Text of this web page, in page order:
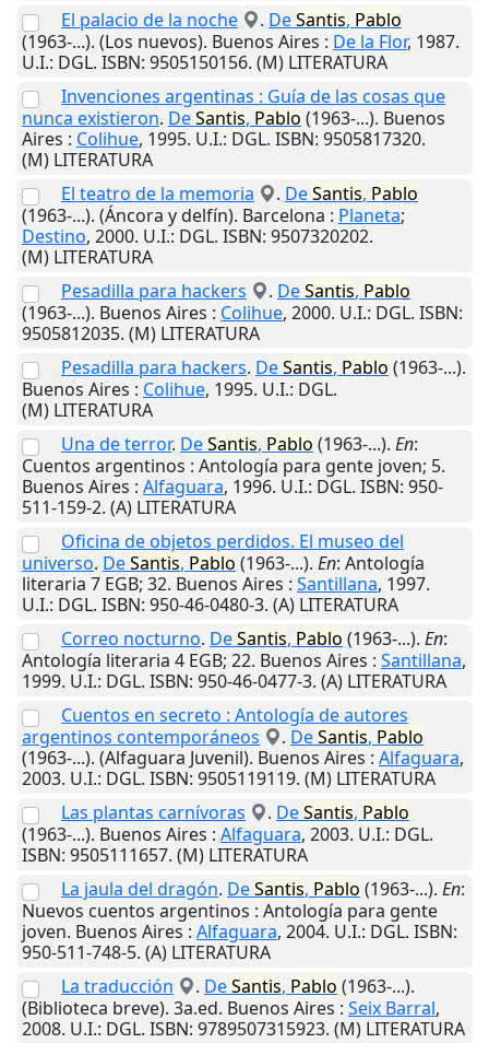
El palacio de la noche
. DeSantis, Pablo
(1963-...). (Los nuevos). Buenos Aires : De la Flor, 1987.
U.I.: DGL. ISBN: 9505150156. (M) LITERATURA
Invenciones argentinas : Guía de las cosas que
nunca existieron. DeSantis, Pablo (1963-...). Buenos
Aires : Colihue, 1995. U.I.: DGL. ISBN: 9505817320.
(M) LITERATURA
El teatro de la memoria
. DeSantis, Pablo
(1963-...). (Áncora y delfín). Barcelona : Planeta;
Destino, 2000. U.I.: DGL. ISBN: 9507320202.
(M) LITERATURA
Pesadilla para hackers
. DeSantis, Pablo
(1963-...). Buenos Aires : Colihue, 2000. U.I.: DGL. ISBN:
9505812035. (M) LITERATURA
Pesadilla para hackers. DeSantis, Pablo (1963-...).
Buenos Aires : Colihue, 1995. U.I.: DGL.
(M) LITERATURA
Una de terror. DeSantis, Pablo (1963-...). En:
Cuentos argentinos : Antología para gente joven; 5.
Buenos Aires : Alfaguara, 1996. U.I.: DGL. ISBN: 950-
511-159-2. (A) LITERATURA
Oficina de objetos perdidos. El museo del
universo. DeSantis, Pablo (1963-...). En: Antología
literaria 7 EGB; 32. Buenos Aires : Santillana, 1997.
U.I.: DGL. ISBN: 950-46-0480-3. (A) LITERATURA
Correo nocturno. DeSantis, Pablo (1963-...). En:
Antología literaria 4 EGB; 22. Buenos Aires : Santillana,
1999. U.I.: DGL. ISBN: 950-46-0477-3. (A) LITERATURA
Cuentos en secreto : Antología de autores
argentinos contemporáneos
. DeSantis, Pablo
(1963-...). (Alfaguara Juvenil). Buenos Aires : Alfaguara,
2003. U.I.: DGL. ISBN: 9505119119. (M) LITERATURA
Las plantas carnívoras
. DeSantis, Pablo
(1963-...). Buenos Aires : Alfaguara, 2003. U.I.: DGL.
ISBN: 9505111657. (M) LITERATURA
La jaula del dragón. DeSantis, Pablo (1963-...). En:
Nuevos cuentos argentinos : Antología para gente
joven. Buenos Aires : Alfaguara, 2004. U.I.: DGL. ISBN:
950-511-748-5. (A) LITERATURA
La traducción
. DeSantis, Pablo (1963-...).
(Biblioteca breve). 3a.ed. Buenos Aires : Seix Barral,
2008. U.I.: DGL. ISBN: 9789507315923. (M) LITERATURA